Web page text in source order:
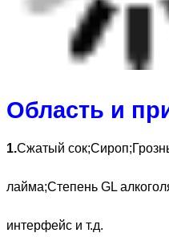
Область и
1.Сжатый
лайма;Степень GL
интерфейс и т.д.